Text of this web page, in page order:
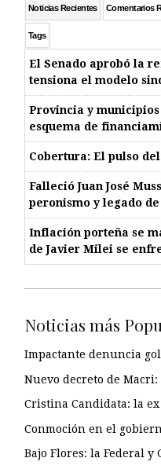
Noticias Recientes Comentarios
Tags
El Senado aprobó la
tensiona el modelo
Provincia y
esquema de
Cobertura: El pulso
Falleció Juan José
peronismo y legado
Inflación porteña se
de Javier Milei se
Noticias más
Impactante denuncia
Nuevo decreto de
Cristina Candidata: la
Conmoción en el
Bajo Flores: la Federal